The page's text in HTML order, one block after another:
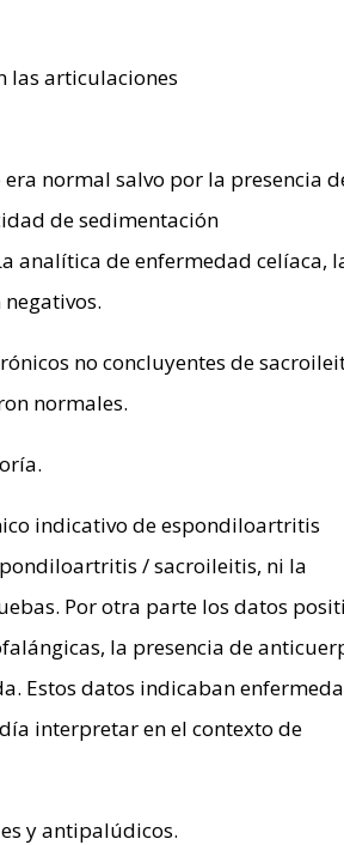
las articulaciones
normal salvo por la presencia
de sedimentación
analítica de enfermedad celíaca,
no concluyentes de
normales.
indicativo de espondiloartritis
/ sacroileitis, ni la
Por otra parte los datos
la presencia de
Estos datos indicaban
interpretar en el contexto de
y antipalúdicos.